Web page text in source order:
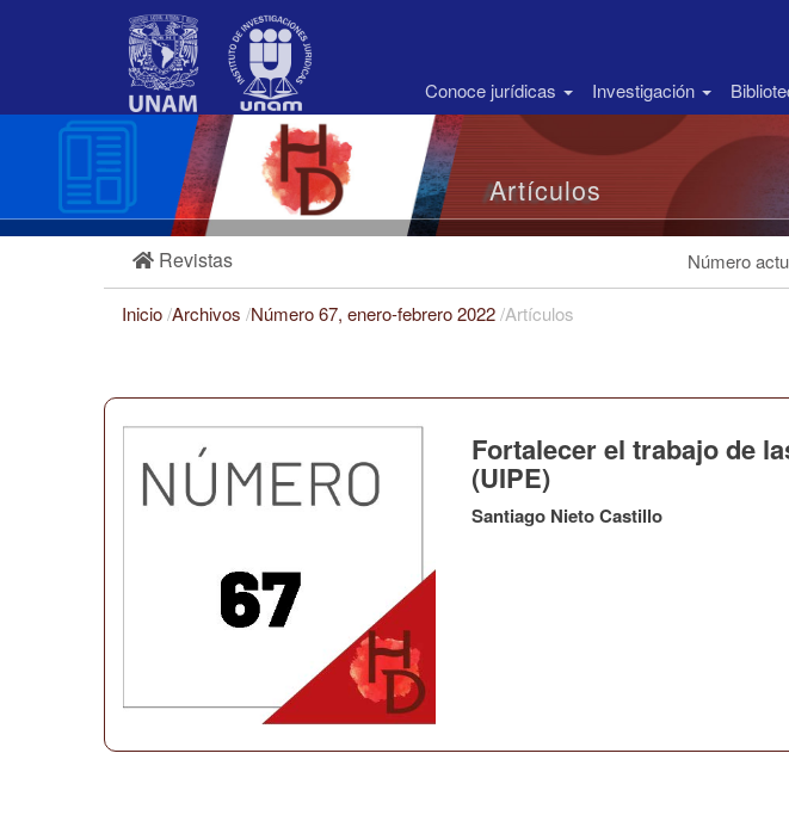
Barra
Conoce jurídicas Investigación
Artículos
Revistas Número
Inicio/Archivos /Número 67, enero-febrero 2022/Artículos
Fortalecer el trabajo de
(UIPE)
Santiago Nieto Castillo